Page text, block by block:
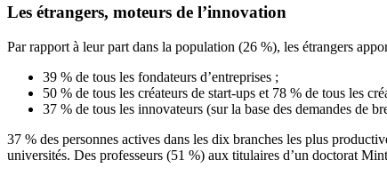
Les étrangers, moteurs de l’innovation
Par rapport à leur part dans la population (26 %), les étrangers
39 % de tous les fondateurs d’entreprises ;
50 % de tous les créateurs de start-ups et 78 % de tous les
37 % de tous les innovateurs (sur la base des demandes de
37 % des personnes actives dans les dix branches les plus
universités. Des professeurs (51 %) aux titulaires d’un doctorat